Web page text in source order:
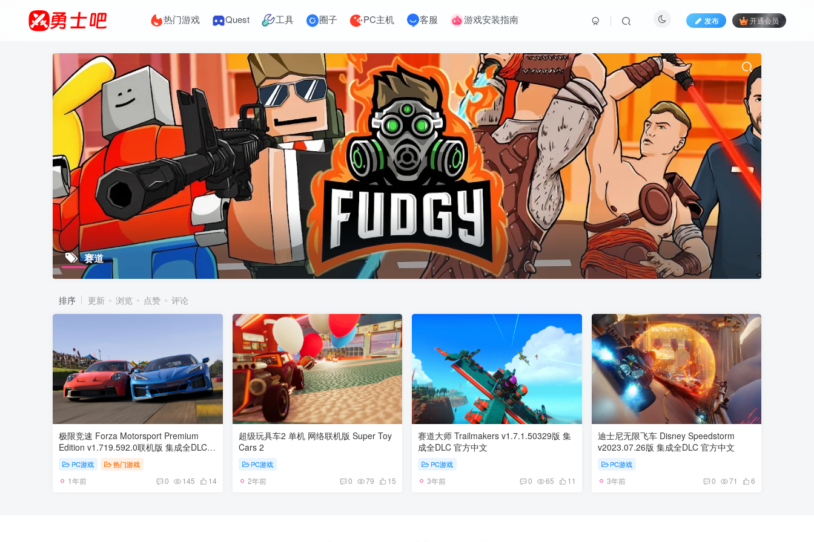
热门游戏 Quest 工具 圈子 PC主机 客服 游戏安装指南 发布 开通会员
赛道
排序 更新 浏览 点赞 评论
极限竞速 Forza Motorsport Premium
Edition v1.719.592.0联机版 集成全DLC
官方中文
PC游戏 热门游戏
1年前 0 145 14
超级玩具车2 单机 网络联机版 Super Toy
Cars 2
PC游戏
2年前 0 79 15
赛道大师 Trailmakers v1.7.1.50329版 集
成全DLC 官方中文
PC游戏
3年前 0 65 11
迪士尼无限飞车 Disney Speedstorm
v2023.07.26版 集成全DLC 官方中文
PC游戏
3年前 0 71 6